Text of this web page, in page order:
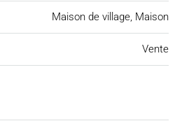
Maison de village, Maison
Vente